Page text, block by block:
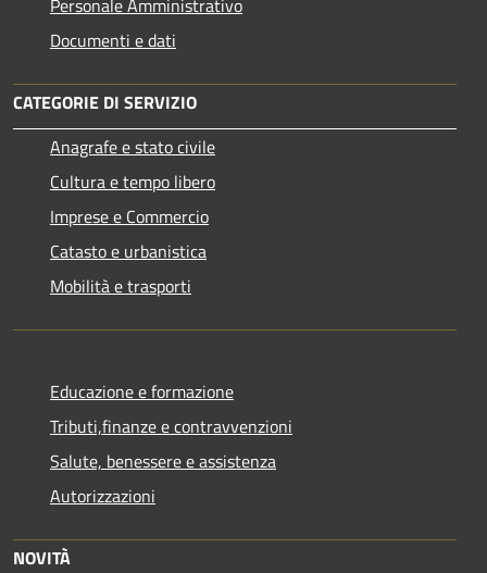
Personale Amministrativo
Documenti e dati
CATEGORIE DI SERVIZIO
Anagrafe e stato civile
Cultura e tempo libero
Imprese e Commercio
Catasto e urbanistica
Mobilità e trasporti
Educazione e formazione
Tributi,finanze e contravvenzioni
Salute, benessere e assistenza
Autorizzazioni
NOVITÀ